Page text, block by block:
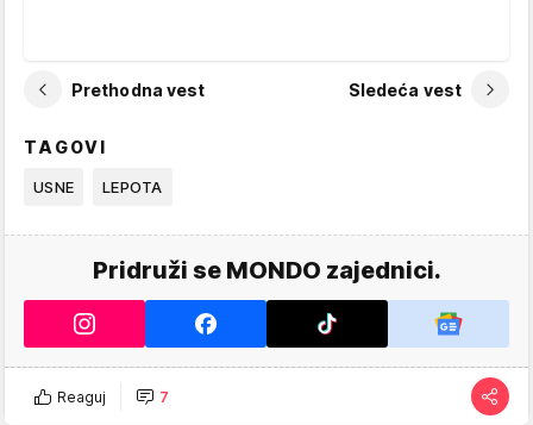
Prethodna vest Sledeća vest
TAGOVI
USNE LEPOTA
Pridruži se MONDO zajednici.
Reaguj 7